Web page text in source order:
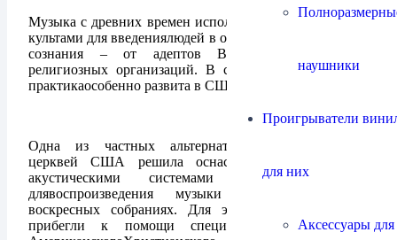
наушники
Проигрыватели
для них
Аксессуары
Музыка с древних времен использовалась различными
культами для введениялюдей в определенное состояние
сознания – от адептов Вуду дотрадиционных
религиозных организаций. В современном мире эта
практикаособенно развита в США.
Одна из частных альтернативных христианских
церквей США решила оснаститьсвой зал встреч
акустическими системами высокого класса,
длявоспроизведения музыки на еженедельных
воскресных собраниях. Для этогослужители культа
прибегли к помощи специалистов из Северо-